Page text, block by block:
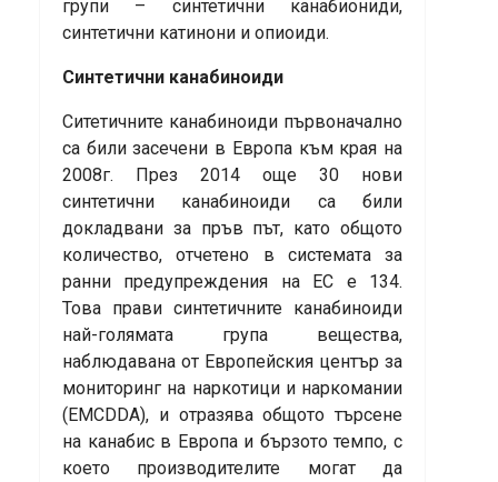
групи – синтетични канабиониди,
синтетични катинони и опиоиди.
Синтетични канабиноиди
Ситетичните канабиноиди първоначално
са били засечени в Европа към края на
2008г. През 2014 още 30 нови
синтетични канабиноиди са били
докладвани за пръв път, като общото
количество, отчетено в системата за
ранни предупреждения на ЕС е 134.
Това прави синтетичните канабиноиди
най-голямата група вещества,
наблюдавана от Европейския център за
мониторинг на наркотици и наркомании
(EMCDDA), и отразява общото търсене
на канабис в Европа и бързото темпо, с
което производителите могат да